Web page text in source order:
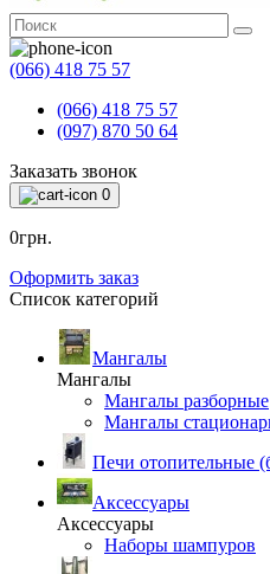
(066) 418 75 57
(066) 418 75 57
(097) 870 50 64
Заказать звонок
0
0грн.
Оформить заказ
Список категорий
Мангалы
Мангалы
Мангалы разборные
Мангалы
Печи отопительные
Аксессуары
Аксессуары
Наборы шампуров